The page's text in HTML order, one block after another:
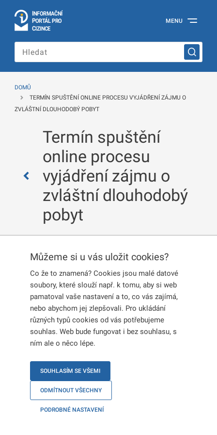
INFORMAČNÍ
PORTÁL PRO
CIZINCE
portál
cizince
Ministerstva
republiky
MENU
Můžeme si u vás uložit cookies?
Co že to znamená? Cookies jsou malé datové
soubory, které slouží např. k tomu, aby si web
pamatoval vaše nastavení a to, co vás zajímá,
nebo abychom jej zlepšovali. Pro ukládání
různých typů cookies od vás potřebujeme
souhlas. Web bude fungovat i bez souhlasu, s
ním ale o něco lépe.
SOUHLASÍM SE VŠEMI
ODMÍTNOUT VŠECHNY
PODROBNÉ NASTAVENÍ
DOMŮ
TERMÍN SPUŠTĚNÍ ONLINE PROCESU VYJÁDŘENÍ ZÁJMU O
ZVLÁŠTNÍ DLOUHODOBÝ POBYT
Termín spuštění
online procesu
vyjádření zájmu o
zvláštní dlouhodobý
pobyt
Publikováno:19. 3. 2026
Proces vyjádření zájmu o zvláštní dlouhodobý
pobyt bude probíhat
od 1. dubna do 30. dubna
2026
Pro vyjádření zájmu je nutné, aby se
osoby starší
18 let
přihlásily do svého uživatelského účtu na
tohoto kroku nebude možné zájem vyjádřit.
Veškeré informace ohledně zvláštního
dlouhodobého pobytu najdete v sekci
dlouhodobý pobyt. Detailní